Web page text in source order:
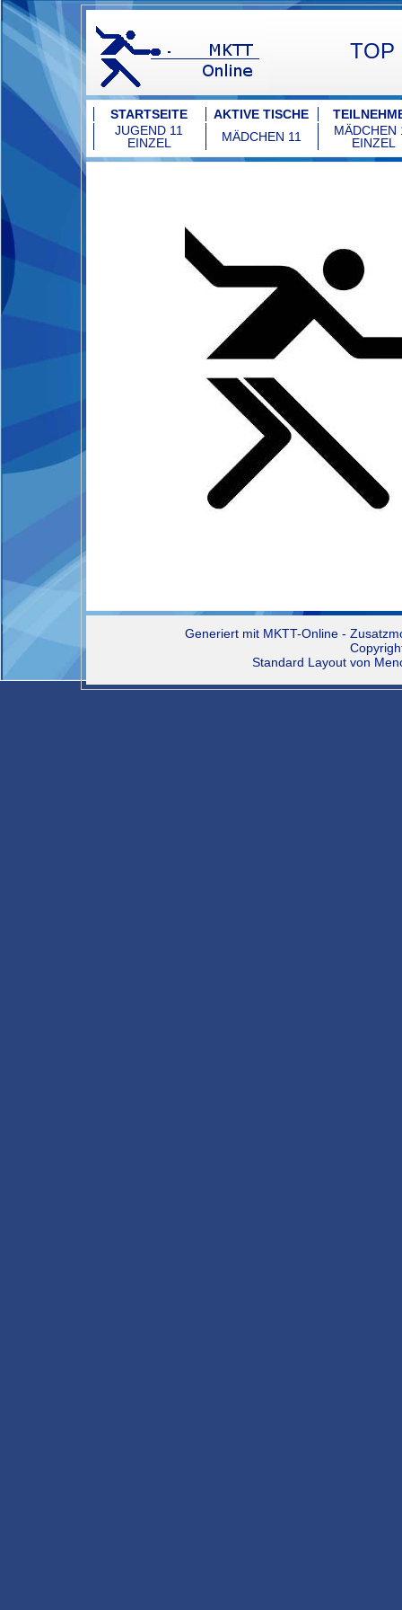
TOP
STARTSEITE AKTIVE TISCHE
JUGEND 11
EINZEL
MÄDCHEN 11
MÄDCHEN
EINZEL
Generiert mit MKTT-Online-
Standard Layout von